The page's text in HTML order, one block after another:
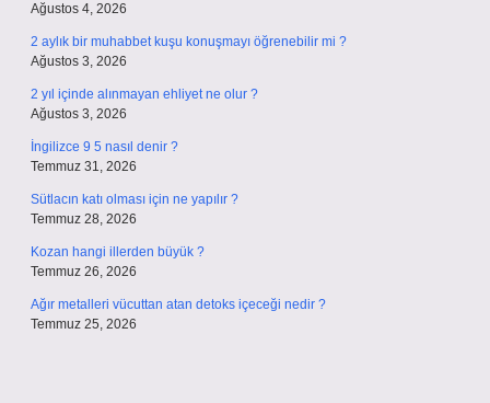
Ağustos 4, 2026
2 aylık bir muhabbet kuşu konuşmayı öğrenebilir mi ?
Ağustos 3, 2026
2 yıl içinde alınmayan ehliyet ne olur ?
Ağustos 3, 2026
İngilizce 9 5 nasıl denir ?
Temmuz 31, 2026
Sütlacın katı olması için ne yapılır ?
Temmuz 28, 2026
Kozan hangi illerden büyük ?
Temmuz 26, 2026
Ağır metalleri vücuttan atan detoks içeceği nedir ?
Temmuz 25, 2026